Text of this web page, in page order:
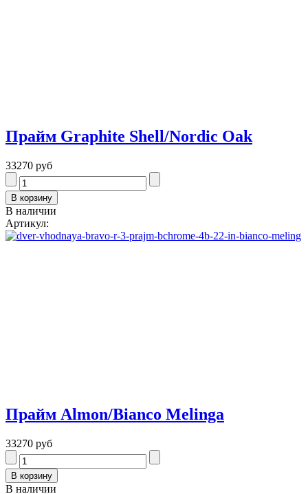
Прайм Graphite Shell/Nordic Oak
33270 руб
В наличии
Артикул:
Прайм Almon/Bianco Melinga
33270 руб
В наличии